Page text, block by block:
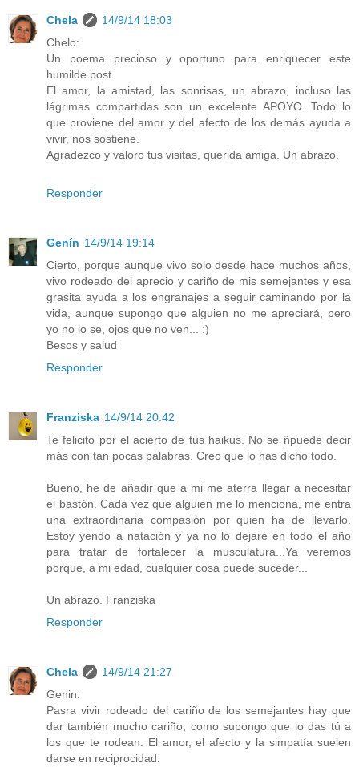
Chela
14/9/14 18:03
Chelo:
Un poema precioso y oportuno para enriquecer este
humilde post.
El amor, la amistad, las sonrisas, un abrazo, incluso las
lágrimas compartidas son un excelente APOYO. Todo lo
que proviene del amor y del afecto de los demás ayuda a
vivir, nos sostiene.
Agradezco y valoro tus visitas, querida amiga. Un abrazo.
Responder
Genín 14/9/14 19:14
Cierto, porque aunque vivo solo desde hace muchos años,
vivo rodeado del aprecio y cariño de mis semejantes y esa
grasita ayuda a los engranajes a seguir caminando por la
vida, aunque supongo que alguien no me apreciará, pero
yo no lo se, ojos que no ven... :)
Besos y salud
Responder
Franziska 14/9/14 20:42
Te felicito por el acierto de tus haikus. No se ñpuede decir
más con tan pocas palabras. Creo que lo has dicho todo.
Bueno, he de añadir que a mi me aterra llegar a necesitar
el bastón. Cada vez que alguien me lo menciona, me entra
una extraordinaria compasión por quien ha de llevarlo.
Estoy yendo a natación y ya no lo dejaré en todo el año
para tratar de fortalecer la musculatura...Ya veremos
porque, a mi edad, cualquier cosa puede suceder...
Un abrazo. Franziska
Responder
Chela
14/9/14 21:27
Genin:
Pasra vivir rodeado del cariño de los semejantes hay que
dar también mucho cariño, como supongo que lo das tú a
los que te rodean. El amor, el afecto y la simpatía suelen
darse en reciprocidad.